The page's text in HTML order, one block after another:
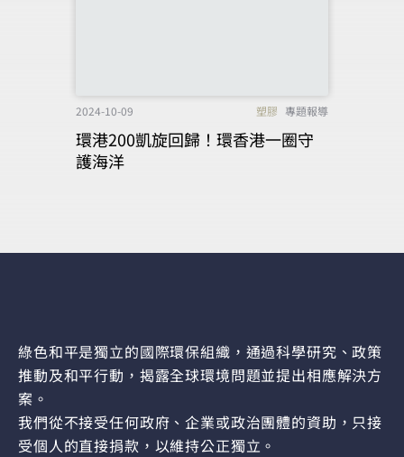
2024-10-09 塑膠 專題報導
環港200凱旋回歸！環香港一圈守
護海洋
綠色和平是獨立的國際環保組織，通過科學研究、政策
推動及和平行動，揭露全球環境問題並提出相應解決方
案。
我們從不接受任何政府、企業或政治團體的資助，只接
受個人的直接捐款，以維持公正獨立。